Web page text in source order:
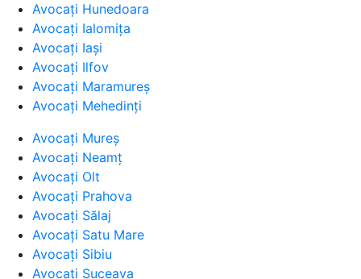
Avocați Hunedoara
Avocați Ialomița
Avocați Iași
Avocați Ilfov
Avocați Maramureș
Avocați Mehedinți
Avocați Mureș
Avocați Neamț
Avocați Olt
Avocați Prahova
Avocați Sălaj
Avocați Satu Mare
Avocați Sibiu
Avocați Suceava